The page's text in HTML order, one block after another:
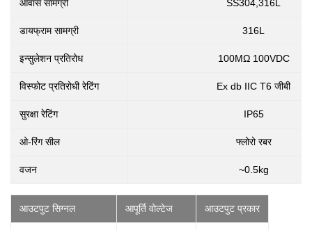
आवास सामग्री SS304,316L
डायफ्राम सामग्री 316L
इन्सुलेशन प्रतिरोध 100MΩ 100VDC
विस्फोट प्रतिरोधी रेटिंग Ex db IIC T6 जीबी
सुरक्षा रेटिंग IP65
ओ-रिंग सील फ्लोरो रबर
वजन ~0.5kg
आउटपुट सिग्नल आपूर्ति वोल्टेज आउटपुट प्रकार